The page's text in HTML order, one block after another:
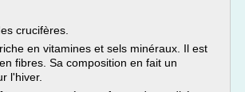
crucifères.
en vitamines et sels minéraux. Il est
fibres. Sa composition en fait un
l'hiver.